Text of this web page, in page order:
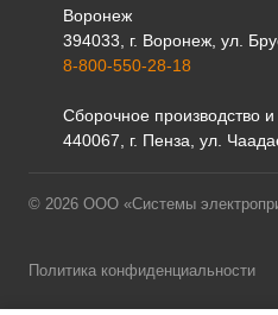
Воронеж
394033, г. Воронеж, ул.
8-800-550-28-18
Сборочное производство
440067, г. Пенза, ул.
© 2026 ООО «Системы
Политика конфиденциальности